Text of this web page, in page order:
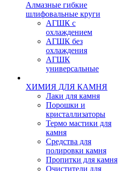
Алмазные гибкие
шлифовальные круги
АГШК с
охлаждением
АГШК без
охлаждения
АГШК
универсальные
ХИМИЯ ДЛЯ КАМНЯ
Лаки для камня
Порошки и
кристаллизаторы
Термо мастики для
камня
Средства для
полировки камня
Пропитки для камня
Очистители для